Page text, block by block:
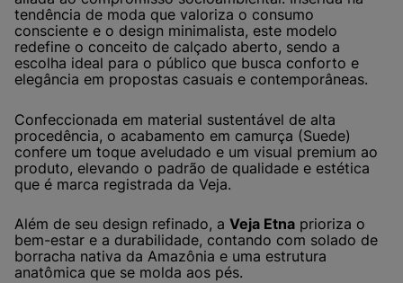
tendência de moda que valoriza o consumo
consciente e o design minimalista, este modelo
redefine o conceito de calçado aberto, sendo a
escolha ideal para o público que busca conforto e
elegância em propostas casuais e contemporâneas.
Confeccionada em material sustentável de alta
procedência, o acabamento em camurça (Suede)
confere um toque aveludado e um visual premium ao
produto, elevando o padrão de qualidade e estética
que é marca registrada da Veja.
Além de seu design refinado, a Veja Etna prioriza o
bem-estar e a durabilidade, contando com solado de
borracha nativa da Amazônia e uma estrutura
anatômica que se molda aos pés.